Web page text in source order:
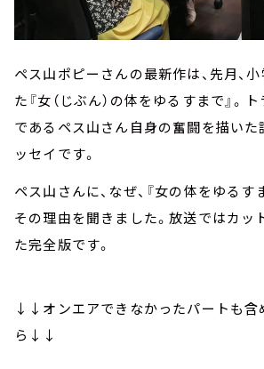
ペス山ポピーさんの最新作は、先月、
た『女（じぶん）の体をゆるすまで』。
であるペス山さん自身の奮闘を描いた
ッセイです。
ペス山さんに、なぜ、『女の体をゆるす
その理由を聞きました。放送ではカッ
た完全版です。
↓↓オンエアできなかったパートも含
ら↓↓